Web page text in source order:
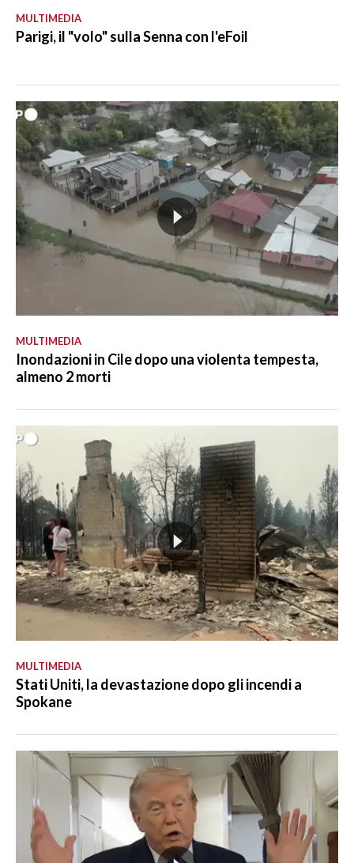
MULTIMEDIA
Parigi, il "volo" sulla Senna con l'eFoil
MULTIMEDIA
Inondazioni in Cile dopo una violenta tempesta,
almeno 2 morti
MULTIMEDIA
Stati Uniti, la devastazione dopo gli incendi a
Spokane